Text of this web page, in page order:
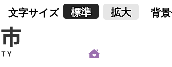
文字サイズ 標準 拡大 背